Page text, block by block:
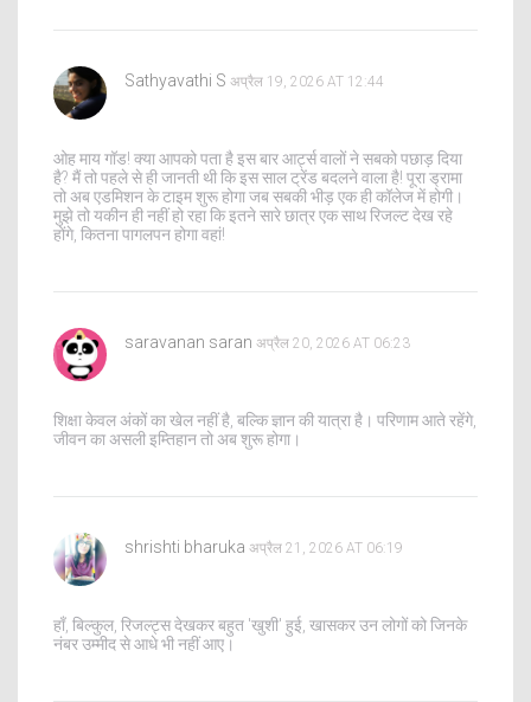
Sathyavathi S अप्रैल 19, 2026 AT 12:44
ओह माय गॉड! क्या आपको पता है इस बार आर्ट्स वालों ने सबको पछाड़ दिया
है? मैं तो पहले से ही जानती थी कि इस साल ट्रेंड बदलने वाला है! पूरा ड्रामा
तो अब एडमिशन के टाइम शुरू होगा जब सबकी भीड़ एक ही कॉलेज में होगी।
मुझे तो यकीन ही नहीं हो रहा कि इतने सारे छात्र एक साथ रिजल्ट देख रहे
होंगे, कितना पागलपन होगा वहां!
saravanan saran अप्रैल 20, 2026 AT 06:23
शिक्षा केवल अंकों का खेल नहीं है, बल्कि ज्ञान की यात्रा है। परिणाम आते रहेंगे,
जीवन का असली इम्तिहान तो अब शुरू होगा।
shrishti bharuka अप्रैल 21, 2026 AT 06:19
हाँ, बिल्कुल, रिजल्ट्स देखकर बहुत 'खुशी' हुई, खासकर उन लोगों को जिनके
नंबर उम्मीद से आधे भी नहीं आए।